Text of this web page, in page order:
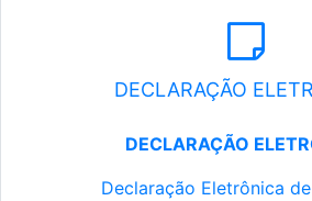
DECLARAÇÃO
DECLARAÇÃO
Declaração Eletrônica